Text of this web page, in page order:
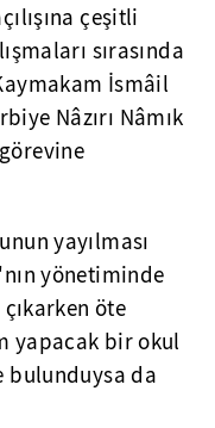
çeşitli
sırasında
İsmâil
Nâzırı Nâmık
yayılması
yönetiminde
öte
yapacak bir okul
bulunduysa da